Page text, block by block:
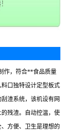
作，符合**食品质量
口独特设计定型板式
渣系统，该机设有网
残渣。自动控温，使
方便、卫生是理想的